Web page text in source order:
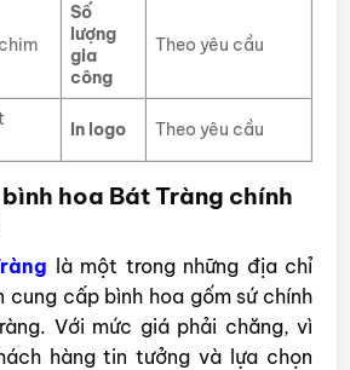
Số
lượng
gia
công
Theo yêu cầu
In logo Theo yêu cầu
hoa Bát Tràng chính
là một trong những địa chỉ
cung cấp bình hoa gốm sứ chính
Với mức giá phải chăng, vì
hàng tin tưởng và lựa chọn